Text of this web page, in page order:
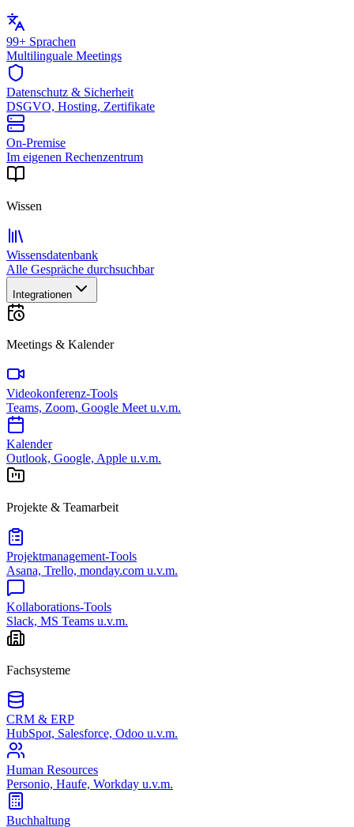
99+ Sprachen
Multilinguale Meetings
Datenschutz & Sicherheit
DSGVO, Hosting, Zertifikate
On-Premise
Im eigenen Rechenzentrum
Wissen
Wissensdatenbank
Alle Gespräche durchsuchbar
Integrationen
Meetings & Kalender
Videokonferenz-Tools
Teams, Zoom, Google Meet u.v.m.
Kalender
Outlook, Google, Apple u.v.m.
Projekte & Teamarbeit
Projektmanagement-Tools
Asana, Trello, monday.com u.v.m.
Kollaborations-Tools
Slack, MS Teams u.v.m.
Fachsysteme
CRM & ERP
HubSpot, Salesforce, Odoo u.v.m.
Human Resources
Personio, Haufe, Workday u.v.m.
Buchhaltung